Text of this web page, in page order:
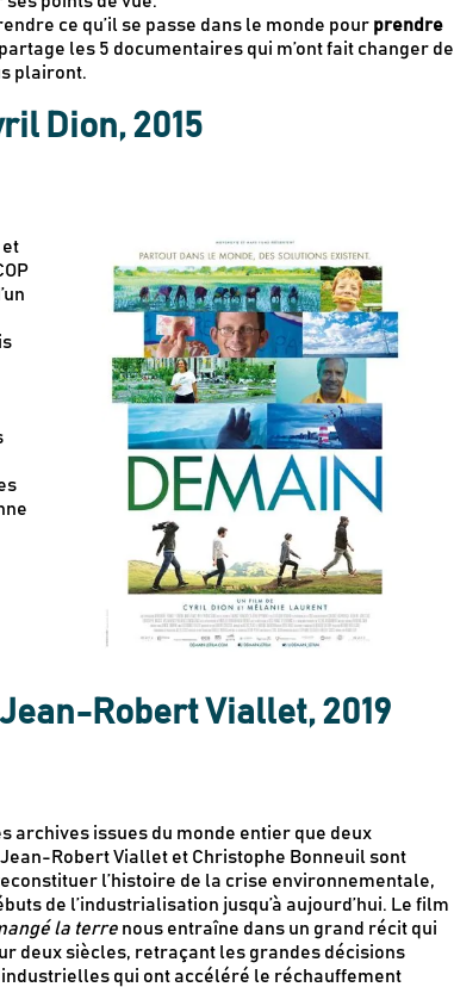
ce qu’il se passe dans le monde pour prendre
les 5 documentaires qui m’ont fait changer de
plairont.
Dion, 2015
Jean-Robert Viallet, 2019
archives issues du monde entier que deux
Robert Viallet et Christophe Bonneuil sont
l’histoire de la crise environnementale,
de l’industrialisation jusqu’à aujourd’hui. Le film
la terre nous entraîne dans un grand récit qui
deux siècles, retraçant les grandes décisions
qui ont accéléré le réchauffement